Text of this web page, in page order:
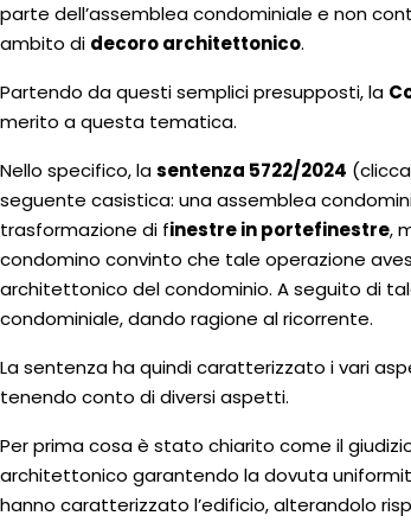
parte dell’assemblea condominiale e non
ambito di decoro architettonico.
Partendo da questi semplici presupposti, la
merito a questa tematica.
Nello specifico, lasentenza 5722/2024 (clicca
seguente casistica: una assemblea
trasformazione di finestre in portefinestre,
condomino convinto che tale operazione
architettonico del condominio. A seguito di
condominiale, dando ragione al ricorrente.
La sentenza ha quindi caratterizzato i vari
tenendo conto di diversi aspetti.
Per prima cosa è stato chiarito come il
architettonico garantendo la dovuta
hanno caratterizzato l’edificio, alterandolo